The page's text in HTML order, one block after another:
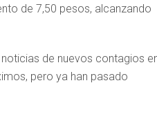
de 7,50 pesos, alcanzando
de nuevos contagios
pero ya han pasado